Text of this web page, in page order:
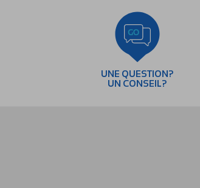
UNE QUESTION?
UN CONSEIL?